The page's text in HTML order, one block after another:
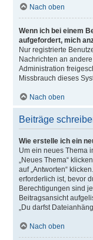
Nach oben
Wenn ich bei einem
aufgefordert, mich
Nur registrierte
Nachrichten an
Administration
Missbrauch dieses
Nach oben
Beiträge
Wie erstelle ich ein
Um ein neues Thema
„Neues Thema“
auf „Antworten“
erforderlich ist, bevor
Berechtigungen sind
Beitragsansicht
„Du darfst
Nach oben